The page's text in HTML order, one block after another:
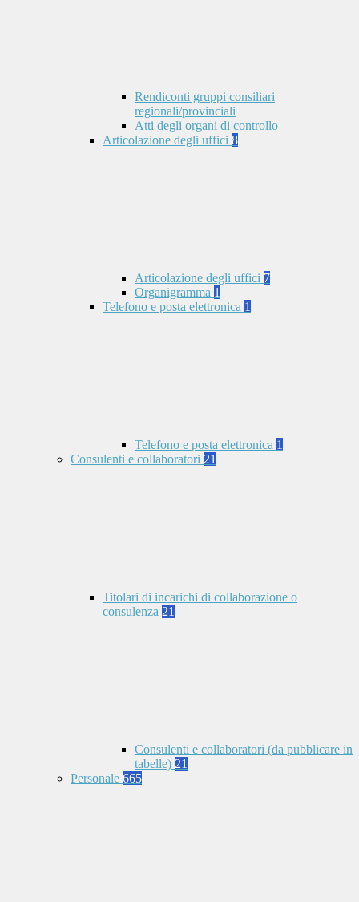
Rendiconti gruppi consiliari
regionali/provinciali
Atti degli organi di controllo
Articolazione degli uffici 8
Articolazione degli uffici 7
Organigramma 1
Telefono e posta elettronica 1
Telefono e posta elettronica 1
Consulenti e collaboratori 21
Titolari di incarichi di collaborazione o
consulenza 21
Consulenti e collaboratori (da pubblicare in
tabelle) 21
Personale 665